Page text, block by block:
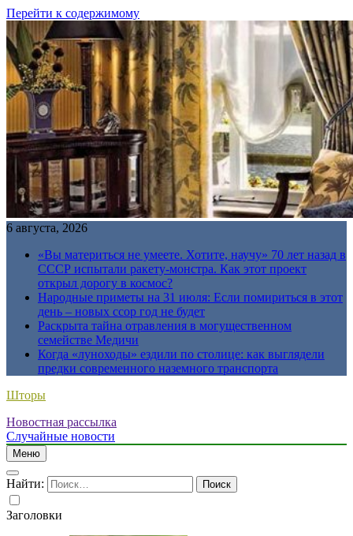
Перейти к содержимому
6 августа, 2026
«Вы материться не умеете. Хотите, научу» 70 лет назад в
СССР испытали ракету-монстра. Как этот проект
открыл дорогу в космос?
Народные приметы на 31 июля: Если помириться в этот
день – новых ссор год не будет
Раскрыта тайна отравления в могущественном
семействе Медичи
Когда «луноходы» ездили по столице: как выглядели
предки современного наземного транспорта
Шторы
Новостная рассылка
Случайные новости
Меню
Найти:
Заголовки